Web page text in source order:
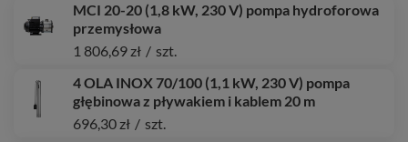
MCI 20-20 (1,8 kW, 230 V) pompa hydroforowa
przemysłowa
1 806,69 zł / szt.
4 OLA INOX 70/100 (1,1 kW, 230 V) pompa
głębinowa z pływakiem i kablem 20 m
696,30 zł / szt.